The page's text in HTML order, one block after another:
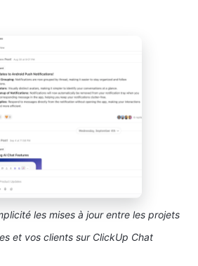
les mises à jour entre les projets
et vos clients sur ClickUp Chat